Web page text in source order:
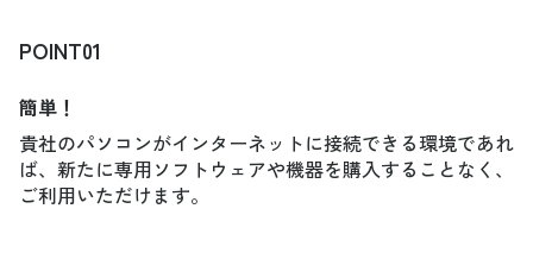
POINT01
簡単！
貴社のパソコンがインターネットに接続できる環境であれ
ば、新たに専用ソフトウェアや機器を購入することなく、
ご利用いただけます。